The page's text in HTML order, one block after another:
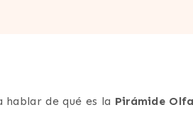
hablar de qué es la Pirámide